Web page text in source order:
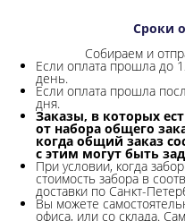
Сроки
Собираем и
Если оплата прошла до
день.
Если оплата прошла
дня.
Заказы, в которых
от набора общего
когда общий заказ
с этим могут быть
При условии, когда
стоимость забора в
доставки по Санкт-
Вы можете
офиса, или со склада.